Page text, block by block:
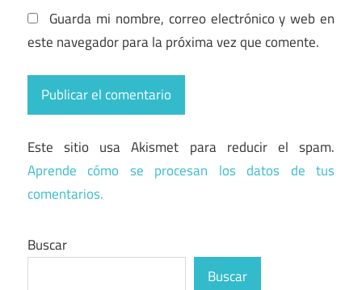
Guarda mi nombre, correo electrónico y web en
este navegador para la próxima vez que comente.
Este sitio usa Akismet para reducir el spam.
Aprende cómo se procesan los datos de tus
comentarios.
Buscar
Buscar